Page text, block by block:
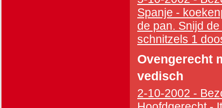
Spanje -
de pan. Snijd
schnitzels 1
Ovengerecht
vedisch
2-10-2002 -